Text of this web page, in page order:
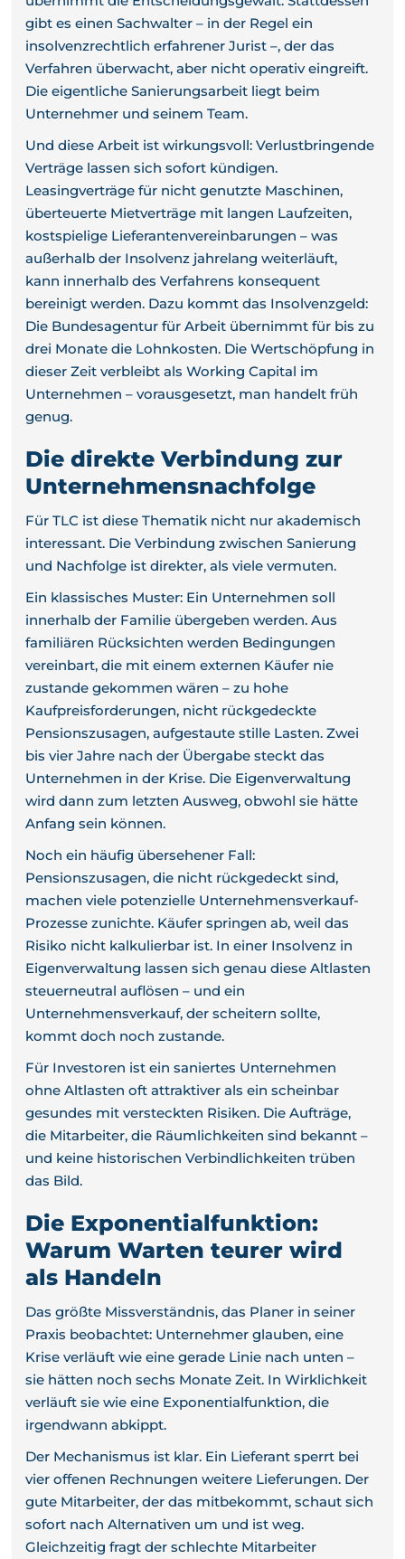
gibt es einen Sachwalter – in der Regel ein
insolvenzrechtlich erfahrener Jurist –, der das
Verfahren überwacht, aber nicht operativ eingreift.
Die eigentliche Sanierungsarbeit liegt beim
Unternehmer und seinem Team.
Und diese Arbeit ist wirkungsvoll: Verlustbringende
Verträge lassen sich sofort kündigen.
Leasingverträge für nicht genutzte Maschinen,
überteuerte Mietverträge mit langen Laufzeiten,
kostspielige Lieferantenvereinbarungen – was
außerhalb der Insolvenz jahrelang weiterläuft,
kann innerhalb des Verfahrens konsequent
bereinigt werden. Dazu kommt das Insolvenzgeld:
Die Bundesagentur für Arbeit übernimmt für bis zu
drei Monate die Lohnkosten. Die Wertschöpfung in
dieser Zeit verbleibt als Working Capital im
Unternehmen – vorausgesetzt, man handelt früh
genug.
Die direkte Verbindung zur
Unternehmensnachfolge
Für TLC ist diese Thematik nicht nur akademisch
interessant. Die Verbindung zwischen Sanierung
und Nachfolge ist direkter, als viele vermuten.
Ein klassisches Muster: Ein Unternehmen soll
innerhalb der Familie übergeben werden. Aus
familiären Rücksichten werden Bedingungen
vereinbart, die mit einem externen Käufer nie
zustande gekommen wären – zu hohe
Kaufpreisforderungen, nicht rückgedeckte
Pensionszusagen, aufgestaute stille Lasten. Zwei
bis vier Jahre nach der Übergabe steckt das
Unternehmen in der Krise. Die Eigenverwaltung
wird dann zum letzten Ausweg, obwohl sie hätte
Anfang sein können.
Noch ein häufig übersehener Fall:
Pensionszusagen, die nicht rückgedeckt sind,
machen viele potenzielle Unternehmensverkauf-
Prozesse zunichte. Käufer springen ab, weil das
Risiko nicht kalkulierbar ist. In einer Insolvenz in
Eigenverwaltung lassen sich genau diese Altlasten
steuerneutral auflösen – und ein
Unternehmensverkauf, der scheitern sollte,
kommt doch noch zustande.
Für Investoren ist ein saniertes Unternehmen
ohne Altlasten oft attraktiver als ein scheinbar
gesundes mit versteckten Risiken. Die Aufträge,
die Mitarbeiter, die Räumlichkeiten sind bekannt –
und keine historischen Verbindlichkeiten trüben
das Bild.
Die Exponentialfunktion:
Warum Warten teurer wird
als Handeln
Das größte Missverständnis, das Planer in seiner
Praxis beobachtet: Unternehmer glauben, eine
Krise verläuft wie eine gerade Linie nach unten –
sie hätten noch sechs Monate Zeit. In Wirklichkeit
verläuft sie wie eine Exponentialfunktion, die
irgendwann abkippt.
Der Mechanismus ist klar. Ein Lieferant sperrt bei
vier offenen Rechnungen weitere Lieferungen. Der
gute Mitarbeiter, der das mitbekommt, schaut sich
sofort nach Alternativen um und ist weg.
Gleichzeitig fragt der schlechte Mitarbeiter